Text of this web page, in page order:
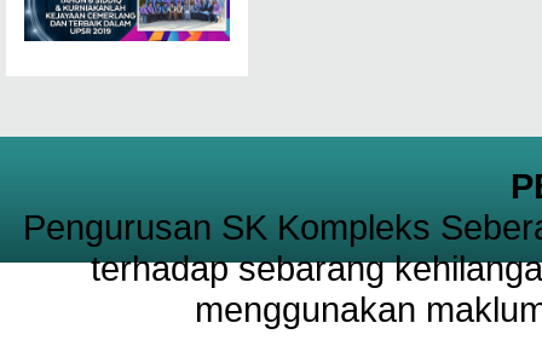
Pengurusan SK Kompleks
terhadap sebarang
menggunakan